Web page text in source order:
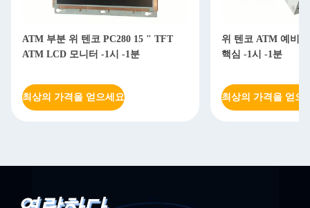
ATM 부분 위 텐코 PC280 15 " TFT
ATM LCD 모니터 -1시 -1분
최상의 가격을 얻으세요
위 텐코 ATM 예비
핵심 -1시 -1분
최상의 가격을 얻으